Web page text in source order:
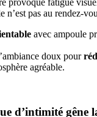
provoque fatigue
n’est pas au rendez-
avec ampoule
doux pour
agréable.
d’intimité gêne